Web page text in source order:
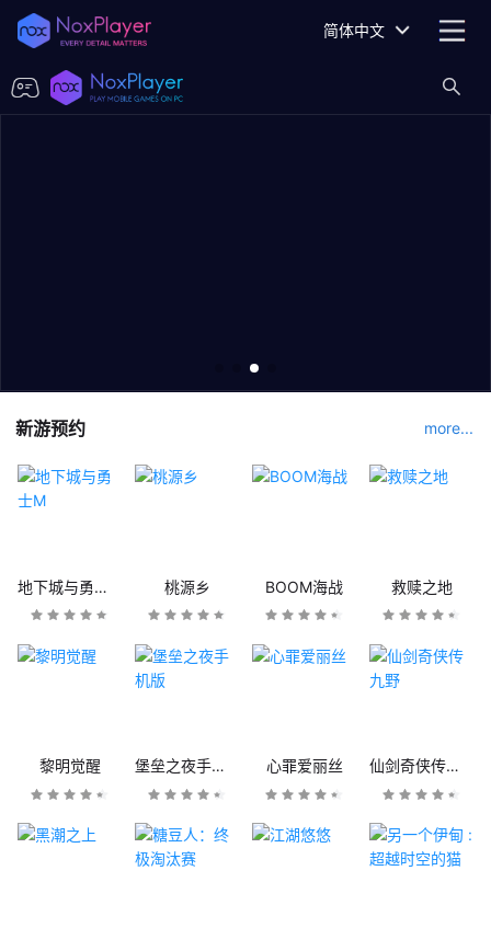
简体中文
新游预约 more...
地下城与勇士M 桃源乡 BOOM海战 救赎之地
黎明觉醒 堡垒之夜手机版 心罪爱丽丝 仙剑奇侠传九野